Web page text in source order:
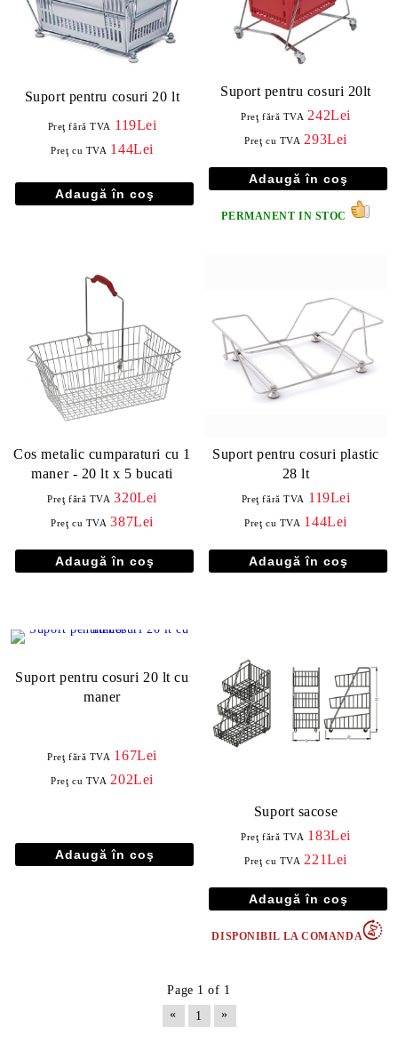
Suport pentru cosuri 20 lt
Preţ fără TVA 119Lei
Preţ cu TVA 144Lei
Suport pentru cosuri 20lt
Preţ fără TVA 242Lei
Preţ cu TVA 293Lei
PERMANENT IN STOC
Cos metalic cumparaturi cu 1
maner - 20 lt x 5 bucati
Preţ fără TVA 320Lei
Preţ cu TVA 387Lei
Suport pentru cosuri plastic
28 lt
Preţ fără TVA 119Lei
Preţ cu TVA 144Lei
Suport pentru cosuri 20 lt cu
maner
Preţ fără TVA 167Lei
Preţ cu TVA 202Lei
Suport sacose
Preţ fără TVA 183Lei
Preţ cu TVA 221Lei
DISPONIBIL LA COMANDA
Page 1 of 1
«
1 »